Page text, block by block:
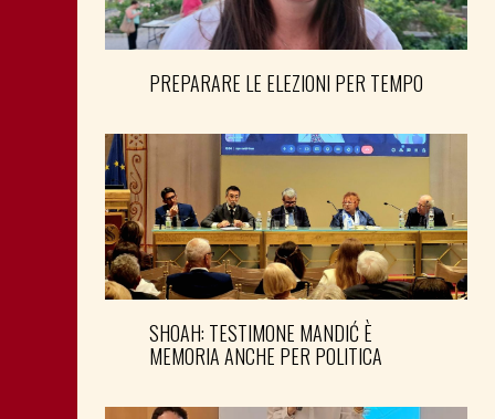
PREPARARE LE ELEZIONI PER TEMPO
SHOAH: TESTIMONE MANDIĆ È
MEMORIA ANCHE PER POLITICA